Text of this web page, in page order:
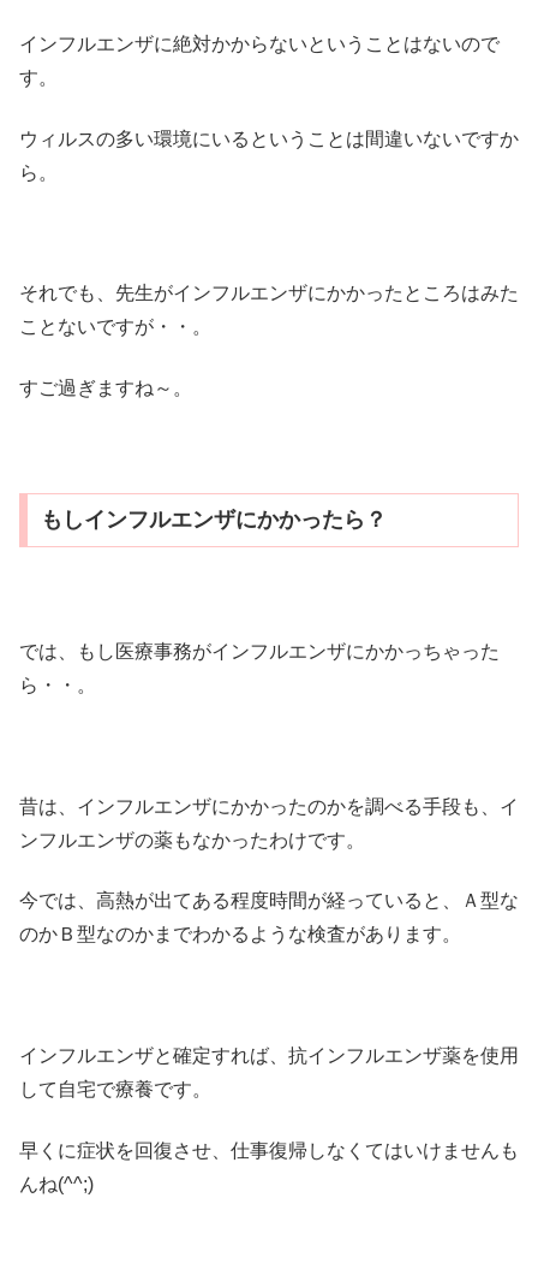
インフルエンザに絶対かからないということはないので
す。
ウィルスの多い環境にいるということは間違いないですか
ら。
それでも、先生がインフルエンザにかかったところはみた
ことないですが・・。
すご過ぎますね～。
もしインフルエンザにかかったら？
では、もし医療事務がインフルエンザにかかっちゃった
ら・・。
昔は、インフルエンザにかかったのかを調べる手段も、イ
ンフルエンザの薬もなかったわけです。
今では、高熱が出てある程度時間が経っていると、Ａ型な
のかＢ型なのかまでわかるような検査があります。
インフルエンザと確定すれば、抗インフルエンザ薬を使用
して自宅で療養です。
早くに症状を回復させ、仕事復帰しなくてはいけませんも
んね(^^;)